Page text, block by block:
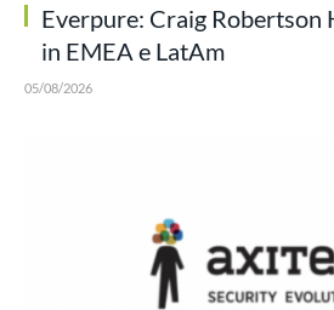
Everpure: Craig Robertson
in EMEA e LatAm
05/08/2026